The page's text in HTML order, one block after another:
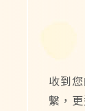
收到
繫，